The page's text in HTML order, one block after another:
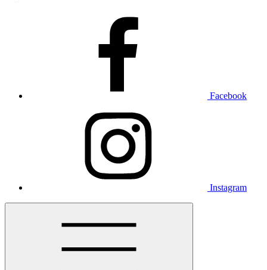
Facebook
Instagram